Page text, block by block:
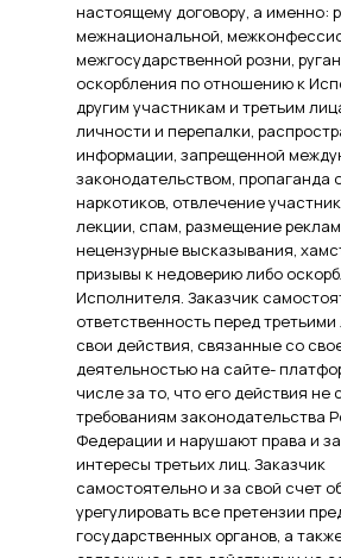
настоящему договору, а именно:
межнациональной,
межгосударственной розни,
оскорбления по отношению к
другим участникам и третьим
личности и перепалки,
информации, запрещенной
законодательством, пропаганда
наркотиков, отвлечение
лекции, спам, размещение
нецензурные высказывания,
призывы к недоверию либо
Исполнителя. Заказчик
ответственность перед
свои действия, связанные со
деятельностью на сайте-
числе за то, что его действия не
требованиям законодательства
Федерации и нарушают права и
интересы третьих лиц. Заказчик
самостоятельно и за свой счет
урегулировать все претензии
государственных органов, а